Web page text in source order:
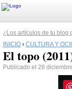
¿Los artículos de tu blog
INICIO › CULTURA Y
El topo
Publicado el 28